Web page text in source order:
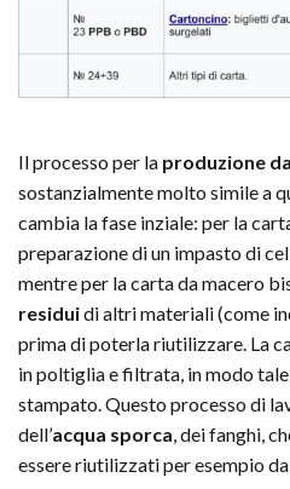
Il processo per la produzione
sostanzialmente molto simile a
cambia la fase inziale: per la
preparazione di un impasto di
mentre per la carta da macero
residuidi altri materiali (come
prima di poterla riutilizzare. La
in poltiglia e filtrata, in modo
stampato. Questo processo di
dell’acqua sporca , dei fanghi,
essere riutilizzati per esempio